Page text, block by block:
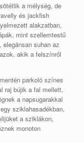
a mélység, de
és jackfish
alakzatban,
mint szellemtestű
suhan az
akik a felszínről
parkoló színes
raj bújik a fal mellett,
a napsugarakkal
sziklahasadékban,
a sziklákon,
monoton